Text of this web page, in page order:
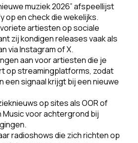
muziek 2026” afspeellijst
op en check die wekelijks.
artiesten op sociale
zij kondigen releases vaak als
via Instagram of X.
aan voor artiesten die je
op streamingplatforms, zodat
een signaal krijgt bij een nieuwe
op sites als OOR of
Music voor achtergrond bij
radioshows die zich richten op